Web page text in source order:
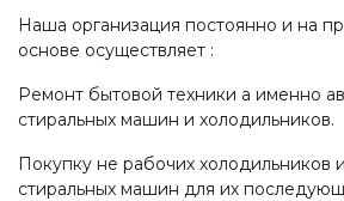
Наша организация постоянно и на
основе осуществляет :
Ремонт бытовой техники а именно
стиральных машин и холодильников.
Покупку не рабочих холодильников
стиральных машин для их